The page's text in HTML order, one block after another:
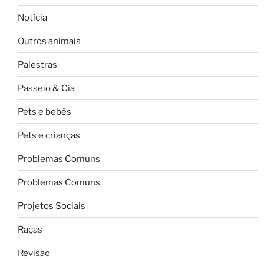
Notícia
Outros animais
Palestras
Passeio & Cia
Pets e bebês
Pets e crianças
Problemas Comuns
Problemas Comuns
Projetos Sociais
Raças
Revisão